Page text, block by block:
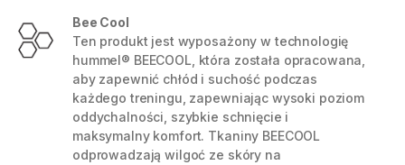
Bee Cool
Ten produkt jest wyposażony w technologię
hummel® BEECOOL, która została opracowana,
aby zapewnić chłód i suchość podczas
każdego treningu, zapewniając wysoki poziom
oddychalności, szybkie schnięcie i
maksymalny komfort. Tkaniny BEECOOL
odprowadzają wilgoć ze skóry na